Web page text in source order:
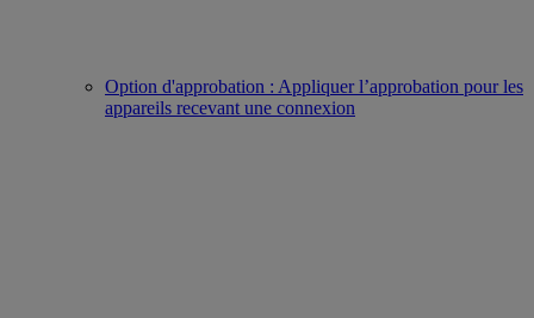
Option d'approbation : Appliquer l’approbation pour les
appareils recevant une connexion